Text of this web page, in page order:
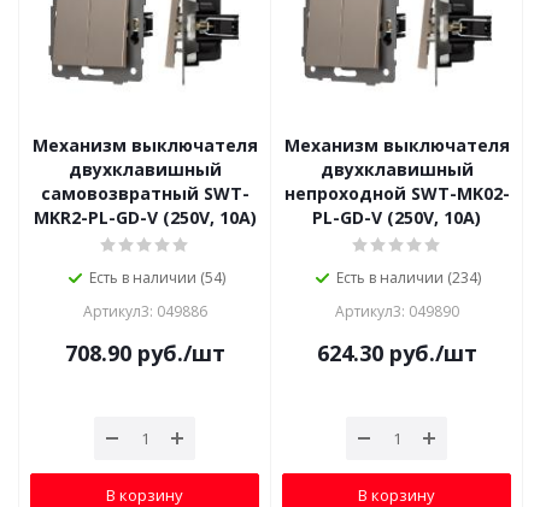
Механизм выключателя
двухклавишный
самовозвратный SWT-
MKR2-PL-GD-V (250V, 10A)
Есть в наличии (54)
Артикул3: 049886
708.90руб./шт
В корзину
Механизм выключателя
двухклавишный
непроходной SWT-MK02-
PL-GD-V (250V, 10A)
Есть в наличии (234)
Артикул3: 049890
624.30руб./шт
В корзину